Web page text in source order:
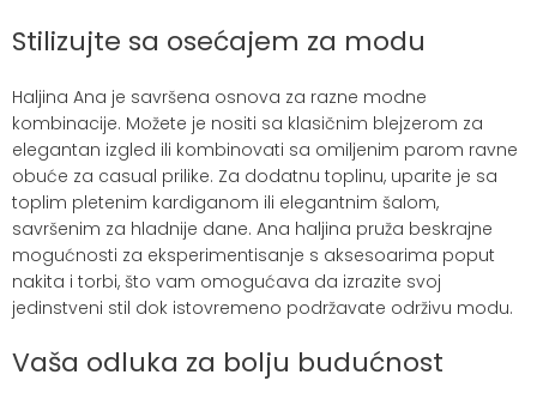
Stilizujte sa osećajem za modu
Haljina Ana je savršena osnova za razne modne
kombinacije. Možete je nositi sa klasičnim blejzerom za
elegantan izgled ili kombinovati sa omiljenim parom ravne
obuće za casual prilike. Za dodatnu toplinu, uparite je sa
toplim pletenim kardiganom ili elegantnim šalom,
savršenim za hladnije dane. Ana haljina pruža beskrajne
mogućnosti za eksperimentisanje s aksesoarima poput
nakita i torbi, što vam omogućava da izrazite svoj
jedinstveni stil dok istovremeno podržavate održivu modu.
Vaša odluka za bolju budućnost